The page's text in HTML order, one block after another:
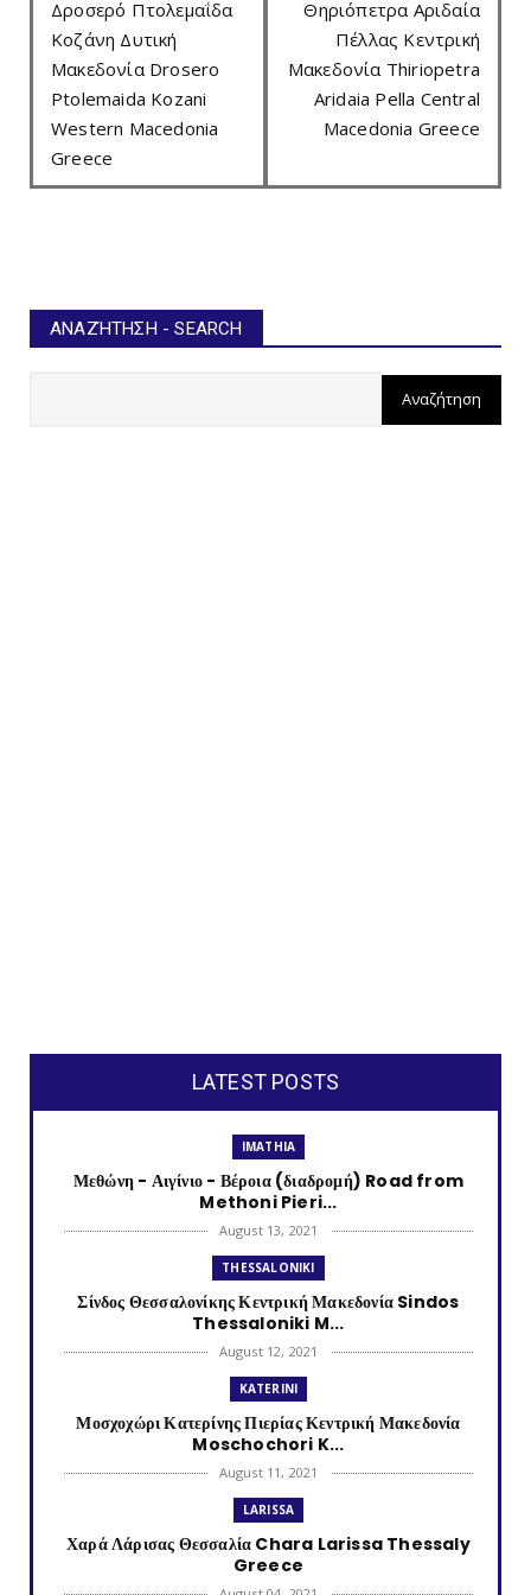
Δροσερό Πτολεμαΐδα
Κοζάνη Δυτική
Μακεδονία Drosero
Ptolemaida Kozani
Western Macedonia
Greece
Θηριόπετρα Αριδαία
Πέλλας Κεντρική
Μακεδονία Thiriopetra
Aridaia Pella Central
Macedonia Greece
ΑΝΑΖΉΤΗΣΗ - SEARCH
LATEST POSTS
IMATHIA
Μεθώνη - Αιγίνιο - Βέροια (διαδρομή) Road from
Methoni Pieri...
August 13, 2021
THESSALONIKI
Σίνδος Θεσσαλονίκης Κεντρική Μακεδονία Sindos
Thessaloniki M...
August 12, 2021
KATERINI
Μοσχοχώρι Κατερίνης Πιερίας Κεντρική Μακεδονία
Moschochori K...
August 11, 2021
LARISSA
Χαρά Λάρισας Θεσσαλία Chara Larissa Thessaly
Greece